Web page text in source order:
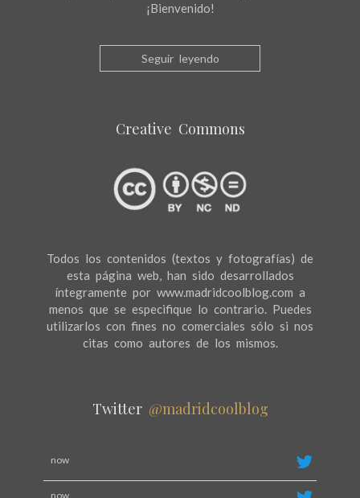
¡Bienvenido!
Seguir leyendo
Creative Commons
Todos los contenidos (textos y fotografías) de
esta página web, han sido desarrollados
íntegramente por www.madridcoolblog.com a
menos que se especifique lo contrario. Puedes
utilizarlos con fines no comerciales sólo si nos
citas como autores de los mismos.
Twitter @madridcoolblog
now
now